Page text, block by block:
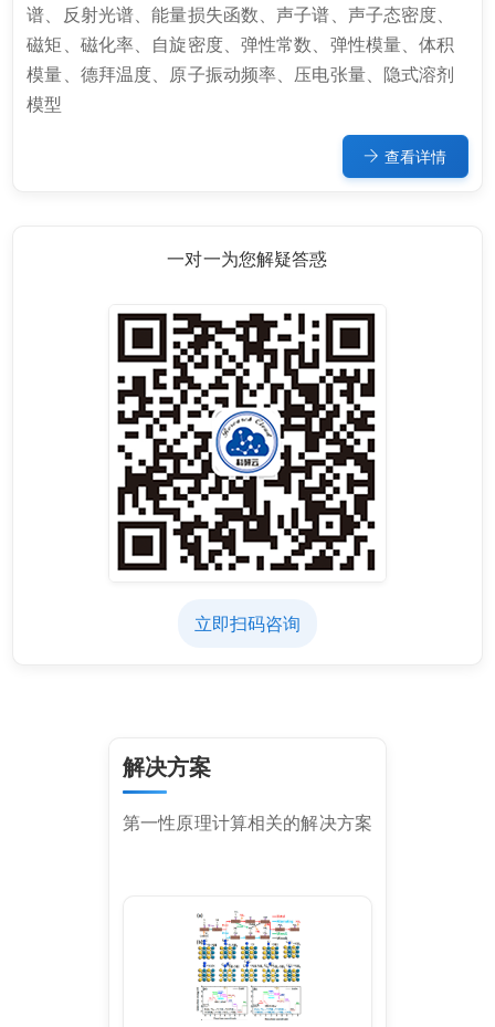
谱、反射光谱、能量损失函数、声子谱、声子态密度、
磁矩、磁化率、自旋密度、弹性常数、弹性模量、体积
模量、德拜温度、原子振动频率、压电张量、隐式溶剂
模型
查看详情
一对一为您解疑答惑
立即扫码咨询
解决方案
第一性原理计算相关的解决方案